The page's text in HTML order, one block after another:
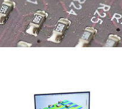
R&S 网络分析仪
Farran毫米波系统
晶圆级动态功率测试系统